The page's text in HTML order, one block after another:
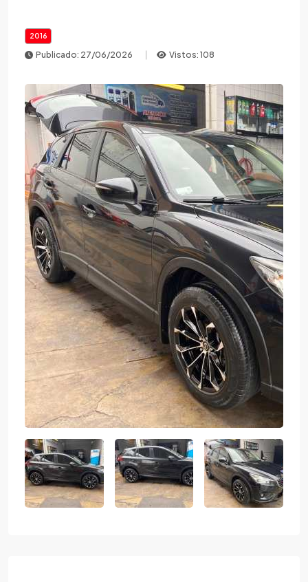
2016
Publicado: 27/06/2026 Vistos: 108